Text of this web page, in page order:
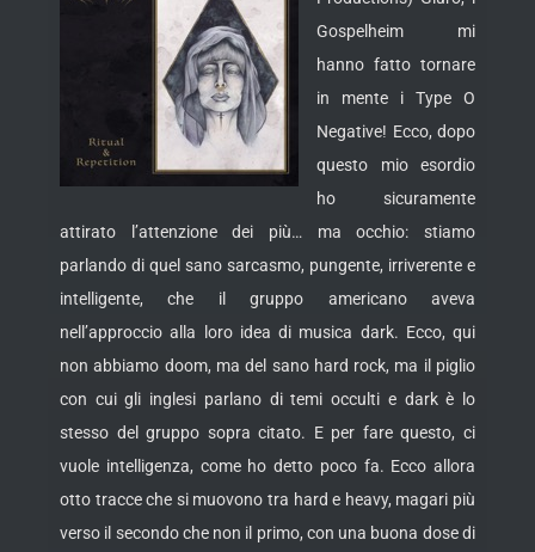
Gospelheim mi
hanno fatto tornare
in mente i Type O
Negative! Ecco, dopo
questo mio esordio
ho sicuramente
attirato l’attenzione dei più… ma occhio: stiamo
parlando di quel sano sarcasmo, pungente, irriverente e
intelligente, che il gruppo americano aveva
nell’approccio alla loro idea di musica dark. Ecco, qui
non abbiamo doom, ma del sano hard rock, ma il piglio
con cui gli inglesi parlano di temi occulti e dark è lo
stesso del gruppo sopra citato. E per fare questo, ci
vuole intelligenza, come ho detto poco fa. Ecco allora
otto tracce che si muovono tra hard e heavy, magari più
verso il secondo che non il primo, con una buona dose di